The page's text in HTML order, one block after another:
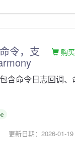
令，支 购
含命令日志回调
更新日期：2026-01-19